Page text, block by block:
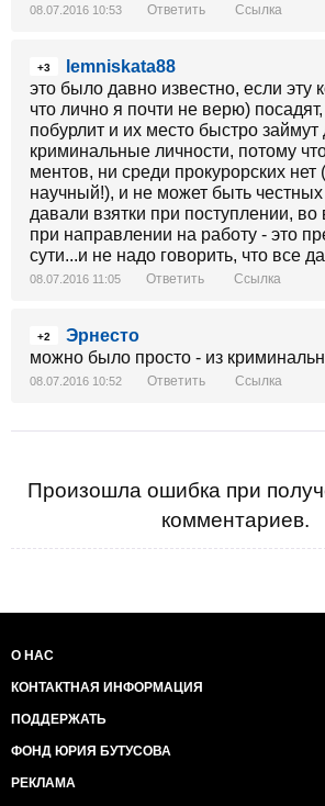
08.07.2016 10:53 Ответить Ссылка
+3
lemniskata88
это было давно известно, если эту
что лично я почти не верю)
побурлит и их место быстро займут
криминальные личности, потому
ментов, ни среди прокурорских нет
научный!), и не может быть
давали взятки при поступлении,
при направлении на работу - это
сути...и не надо говорить, что все
08.07.2016 11:05 Ответить Ссылка
+2
Эрнесто
можно было просто - из
08.07.2016 10:52 Ответить Ссылка
Произошла ошибка при
комментариев.
О НАС
КОНТАКТНАЯ ИНФОРМАЦИЯ
ПОДДЕРЖАТЬ
ФОНД ЮРИЯ БУТУСОВА
РЕКЛАМА